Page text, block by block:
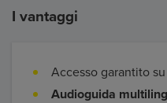
I vantaggi
Accesso garantito
Audioguida